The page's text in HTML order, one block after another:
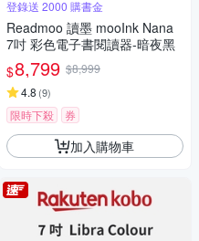
登錄送 2000 購書金
Readmoo 讀墨 mooInk Nana
7吋 彩色電子書閱讀器-暗夜黑
$8,799 $8,999
4.8 (9)
限時下殺 券
加入購物車